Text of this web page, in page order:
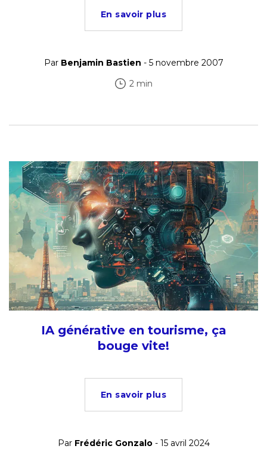
En savoir plus
Par Benjamin Bastien - 5 novembre 2007
2 min
IA générative en tourisme, ça
bouge vite!
En savoir plus
Par Frédéric Gonzalo- 15 avril 2024